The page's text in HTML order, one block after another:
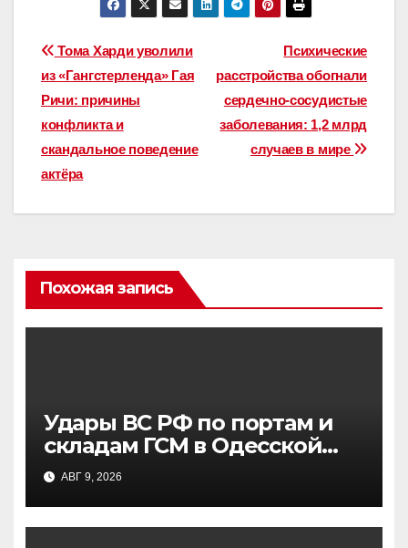
Навигация
по
записям
Психические
расстройства обогнали
сердечно-сосудистые
заболевания: 1,2 млрд
случаев в мире
Тома Харди уволили
из «Гангстерленда» Гая
Ричи: причины
конфликта и
скандальное поведение
актёра
Похожая запись
Удары ВС РФ по портам и
складам ГСМ в Одесской
области: цели и
последствия
АВГ 9, 2026